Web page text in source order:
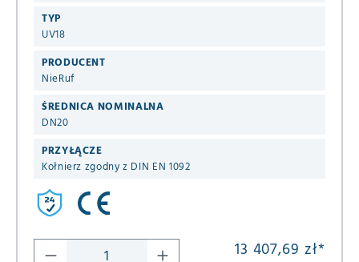
TYP
UV18
PRODUCENT
NieRuf
ŚREDNICA NOMINALNA
DN20
PRZYŁĄCZE
Kołnierz zgodny z DIN EN 1092
13 407,69 zł*